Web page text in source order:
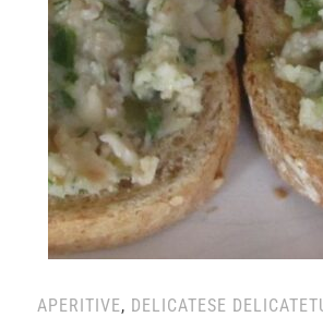
APERITIVE, DELICATESE